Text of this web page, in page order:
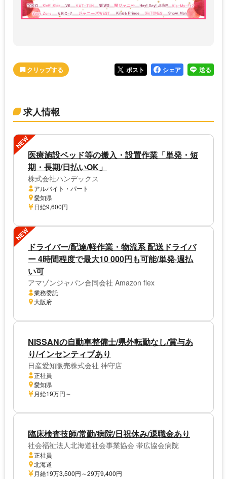
ポスト シェア 送る
求人情報
NEW
医療施設ベッド等の搬入・設置作業「単発・短
期・長期/日払いOK」
株式会社ハンデックス
アルバイト・パート
愛知県
日給9,600円
NEW
ドライバー/配達/軽作業・物流系 配送ドライバ
ー 4時間程度で最大10 000円も可能/単発·週払
い可
アマゾンジャパン合同会社 Amazon flex
業務委託
大阪府
NISSANの自動車整備士/県外転勤なし/賞与あ
り/インセンティブあり
日産愛知販売株式会社 神守店
正社員
愛知県
月給19万円～
臨床検査技師/常勤/病院/日祝休み/退職金あり
社会福祉法人北海道社会事業協会 帯広協会病院
正社員
北海道
月給19万3,500円～29万9,400円